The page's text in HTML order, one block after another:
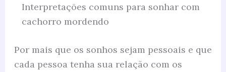
Interpretações comuns para sonhar com
cachorro mordendo
Por mais que os sonhos sejam pessoais e que
cada pessoa tenha sua relação com os